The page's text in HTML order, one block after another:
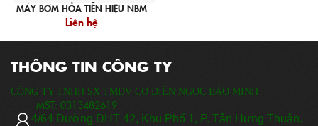
MÁY BƠM HỎA TIỄN HIỆU NBM
Liên hệ
THÔNG TIN CÔNG TY
CÔNG TY TNHH SX TMDV CƠ ĐIỆN NGỌC BẢO MINH
MST: 0313482619
4/64 Đường ĐHT 42, Khu Phố 1, P. Tân Hưng Thuận.